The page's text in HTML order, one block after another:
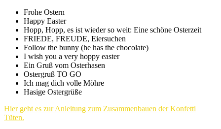
Frohe Ostern
Happy Easter
Hopp, Hopp, es ist wieder so weit: Eine schöne Osterzeit
FRIEDE, FREUDE, Eiersuchen
Follow the bunny (he has the chocolate)
I wish you a very hoppy easter
Ein Gruß vom Osterhasen
Ostergruß TO GO
Ich mag dich volle Möhre
Hasige Ostergrüße
Hier geht es zur Anleitung zum Zusammenbauen der Konfetti
Tüten.